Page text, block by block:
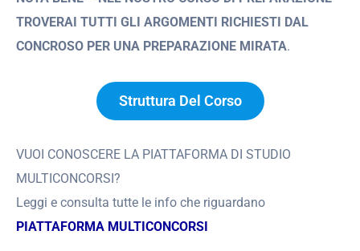
TROVERAI TUTTI GLI ARGOMENTI RICHIESTI DAL
CONCROSO PER UNA PREPARAZIONE MIRATA.
Struttura Del Corso
VUOI CONOSCERE LA PIATTAFORMA DI STUDIO
MULTICONCORSI?
Leggi e consulta tutte le info che riguardano
PIATTAFORMA MULTICONCORSI